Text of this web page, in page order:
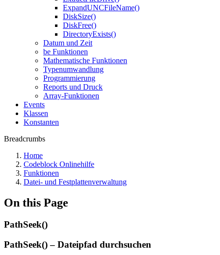
ExpandUNCFileName()
DiskSize()
DiskFree()
DirectoryExists()
Datum und Zeit
be Funktionen
Mathematische Funktionen
Typenumwandlung
Programmierung
Reports und Druck
Array-Funktionen
Events
Klassen
Konstanten
Breadcrumbs
Home
Codeblock Onlinehilfe
Funktionen
Datei- und Festplattenverwaltung
On this Page
PathSeek()
PathSeek() – Dateipfad durchsuchen